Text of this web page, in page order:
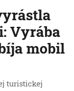
Vyrába
mobil
turistickej